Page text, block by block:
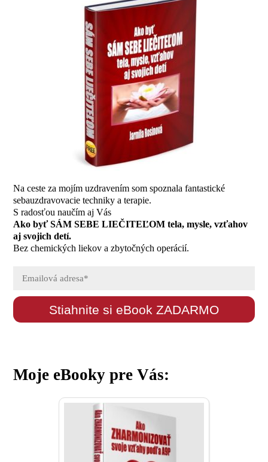
Na ceste za mojím uzdravením som spoznala fantastické
sebauzdravovacie techniky a terapie.
S radosťou naučím aj Vás
Ako byť SÁM SEBE LIEČITEĽOM tela, mysle, vzťahov
aj svojich detí.
Bez chemických liekov a zbytočných operácií.
Stiahnite si eBook ZADARMO
Moje eBooky pre Vás: